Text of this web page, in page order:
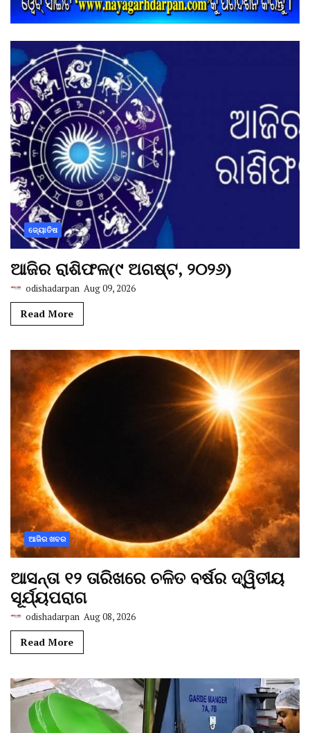
ଜ୍ୟୋତିଷ
ଆଜିର ରାଶିଫଳ(୯ ଅଗଷ୍ଟ, ୨୦୨୬)
odishadarpan Aug 09, 2026
Read More
ଆଜିର ଖବର
ଆସନ୍ତା ୧୨ ତାରିଖରେ ଚଳିତ ବର୍ଷର ଦ୍ୱିତୀୟ
ସୂର୍ଯ୍ୟପରାଗ
odishadarpan Aug 08, 2026
Read More